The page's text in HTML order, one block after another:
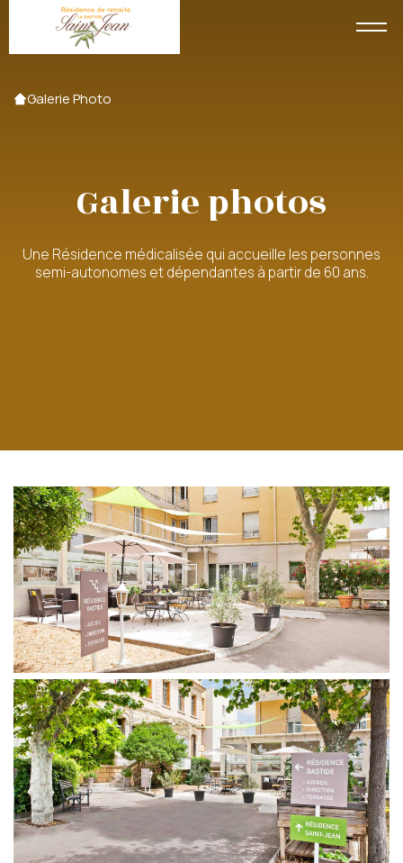
Accueil
Galerie Photo
Galerie photos
Une Résidence médicalisée qui accueille les personnes
semi-autonomes et dépendantes à partir de 60 ans.